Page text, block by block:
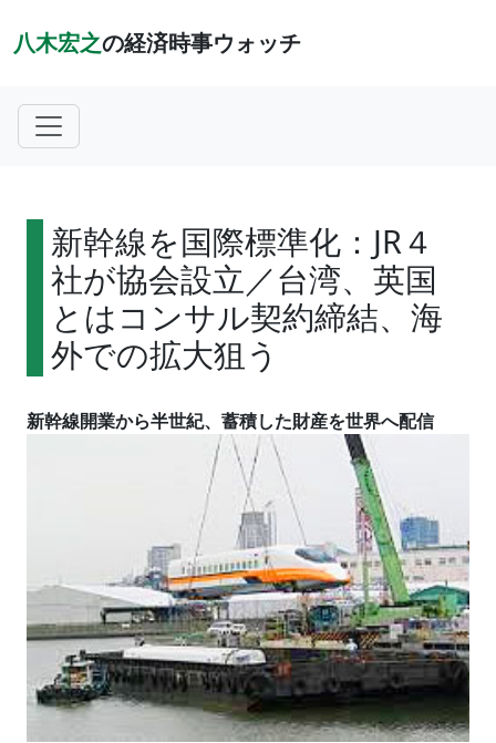
八木宏之の経済時事ウォッチ
新幹線を国際標準化：JR４
社が協会設立／台湾、英国
とはコンサル契約締結、海
外での拡大狙う
新幹線開業から半世紀、蓄積した財産を世界へ配信